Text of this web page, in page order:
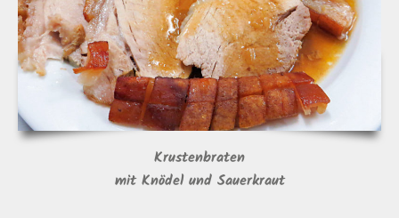
Krustenbraten
mit Knödel und Sauerkraut